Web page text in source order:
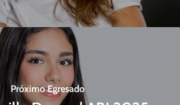
Próximo Egresado